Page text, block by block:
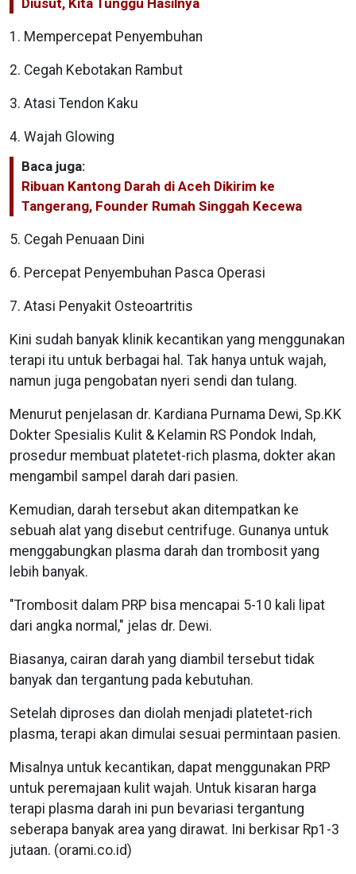
1. Mempercepat Penyembuhan
2. Cegah Kebotakan Rambut
3. Atasi Tendon Kaku
4. Wajah Glowing
Baca juga:
Ribuan Kantong Darah di Aceh Dikirim ke
Tangerang, Founder Rumah Singgah Kecewa
5. Cegah Penuaan Dini
6. Percepat Penyembuhan Pasca Operasi
7. Atasi Penyakit Osteoartritis
Kini sudah banyak klinik kecantikan yang menggunakan
terapi itu untuk berbagai hal. Tak hanya untuk wajah,
namun juga pengobatan nyeri sendi dan tulang.
Menurut penjelasan dr. Kardiana Purnama Dewi, Sp.KK
Dokter Spesialis Kulit & Kelamin RS Pondok Indah,
prosedur membuat platetet-rich plasma, dokter akan
mengambil sampel darah dari pasien.
Kemudian, darah tersebut akan ditempatkan ke
sebuah alat yang disebut centrifuge. Gunanya untuk
menggabungkan plasma darah dan trombosit yang
lebih banyak.
"Trombosit dalam PRP bisa mencapai 5-10 kali lipat
dari angka normal," jelas dr. Dewi.
Biasanya, cairan darah yang diambil tersebut tidak
banyak dan tergantung pada kebutuhan.
Setelah diproses dan diolah menjadi platetet-rich
plasma, terapi akan dimulai sesuai permintaan pasien.
Misalnya untuk kecantikan, dapat menggunakan PRP
untuk peremajaan kulit wajah. Untuk kisaran harga
terapi plasma darah ini pun bevariasi tergantung
seberapa banyak area yang dirawat. Ini berkisar Rp1-3
jutaan. (orami.co.id)